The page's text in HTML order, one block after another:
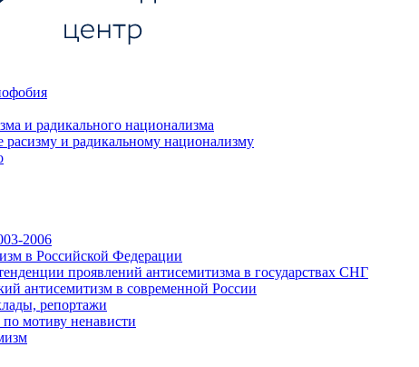
и радикального национализма
расизму и радикальному национализму
2006
в Российской Федерации
проявлений антисемитизма в государствах СНГ
антисемитизм в современной России
репортажи
мотиву ненависти